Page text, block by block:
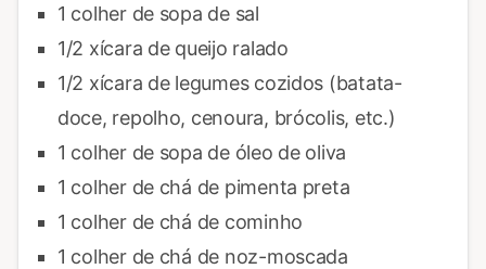
1 colher de sopa de sal
1/2 xícara de queijo ralado
1/2 xícara de legumes cozidos (batata-
doce, repolho, cenoura, brócolis, etc.)
1 colher de sopa de óleo de oliva
1 colher de chá de pimenta preta
1 colher de chá de cominho
1 colher de chá de noz-moscada